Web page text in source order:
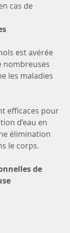
cas de
est avérée
les maladies
efficaces pour
d’eau en
élimination
le corps.
de